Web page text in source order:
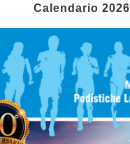
Calendario 2026